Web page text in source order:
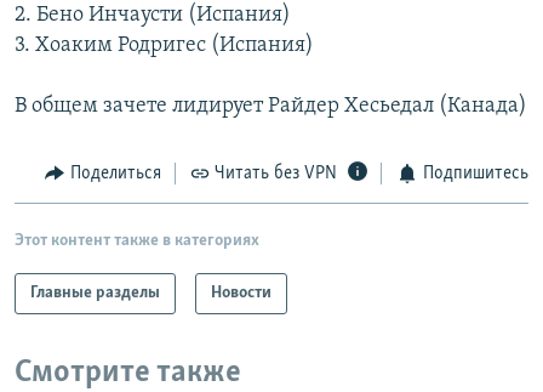
ПОДПИШИТЕСЬ НА РАССЫЛКУ
СОЦИАЛЬНЫЕ СЕТИ
2. Бено Инчаусти (Испания)
3. Хоаким Родригес (Испания)
В общем зачете лидирует Райдер Хесьедал (Канада)
Поделиться Читать без VPN Подпишитесь
Этот контент также в категориях
Главные разделы Новости
Смотрите также